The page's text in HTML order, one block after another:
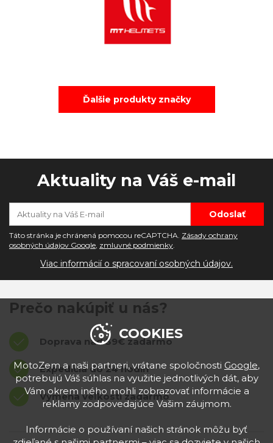
Ďalšie produkty značky
Aktuality na Váš e-mail
Táto stránka je chránená pomocou reCAPTCHA. Zásady ochrany
osobných údajov Google, zmluvné podmienky.
Viac informácií o spracovaní osobných údajov.
Prečo nakúpiť u nás?
Doprava nad 39€ zadarmo
Expedícia do 24 hodín
Výmena veľkostí zadarmo
COOKIES
MotoZem a naši partneri, vrátane spoločnosti Google,
potrebujú Váš súhlas na využitie jednotlivých dát, aby
Vám okrem iného mohli zobrazovať informácie a
reklamy zodpovedajúce Vašim záujmom.
Informácie o používaní našich stránok môžu byť